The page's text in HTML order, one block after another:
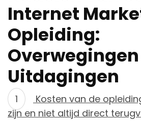
Internet
Opleiding:
Uitdagingen
Kosten van de
zijn en niet altijd direct